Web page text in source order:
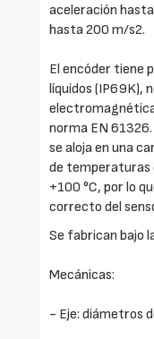
aceleración
hasta 200 m/s2.
El encóder tiene
líquidos (IP69K),
norma EN
se aloja en una
de temperaturas
+100 °C, por lo
correcto del
Se fabrican bajo
Mecánicas:
- Eje: diámetros